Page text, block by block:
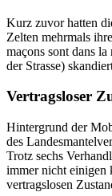
Kurz zuvor hatten
Zelten mehrmals
maçons sont dans
der Strasse)
Vertragsloser
Hintergrund der
des
Trotz sechs
immer nicht einigen
vertragslosen